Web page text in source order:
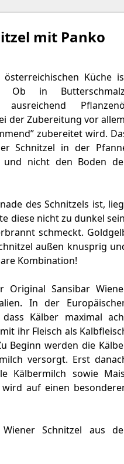
mit Panko
Küche
Ob in
ausreichend
der Zubereitung vor
zubereitet wird.
Schnitzel in der
nicht den Boden
des Schnitzels ist,
diese nicht zu dunkel
schmeckt.
außen knusprig
Kombination!
Original Sansibar
In der
Kälber maximal
ihr Fleisch als
Beginn werden die
versorgt. Erst
Kälbermilch sowie
auf einen
Schnitzel aus